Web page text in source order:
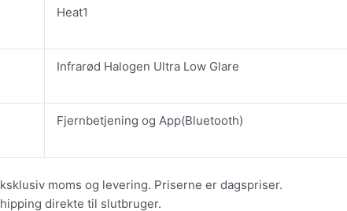
Heat1
Infrarød Halogen Ultra Low Glare
Fjernbetjening og App(Bluetooth)
moms og levering. Priserne er dagspriser.
direkte til slutbruger.